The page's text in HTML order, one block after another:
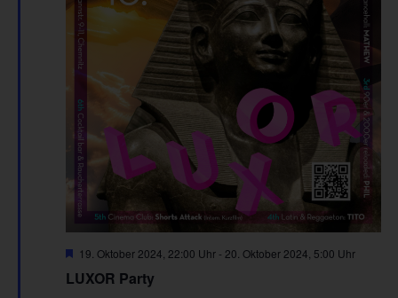
LUXOR Party
Hervorgehoben
19. Oktober 2024, 22:00 Uhr- 20. Oktober 2024, 5:00 Uhr